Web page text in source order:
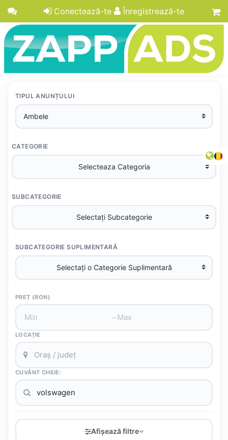
Conectează-te Înregistrează-te
TIPUL ANUNȚULUI
CATEGORIE
SUBCATEGORIE
SUBCATEGORIE SUPLIMENTARĂ
PREȚ (RON)
–
LOCAȚIE
CUVÂNT CHEIE:
Afișează filtre